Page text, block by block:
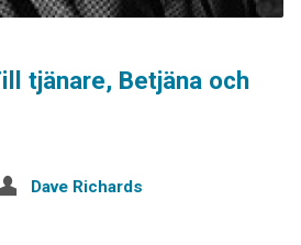
tjänare, Betjäna och
Dave Richards